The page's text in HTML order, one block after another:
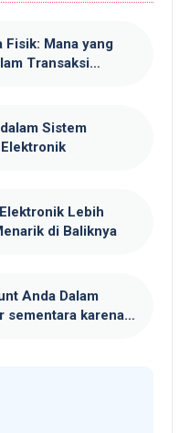
Fisik: Mana yang
Transaksi
Sistem
Lebih
di Baliknya
Anda Dalam
sementara karena